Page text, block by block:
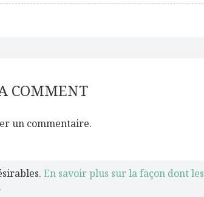
COMMENT
un commentaire.
En savoir plus sur la façon dont les